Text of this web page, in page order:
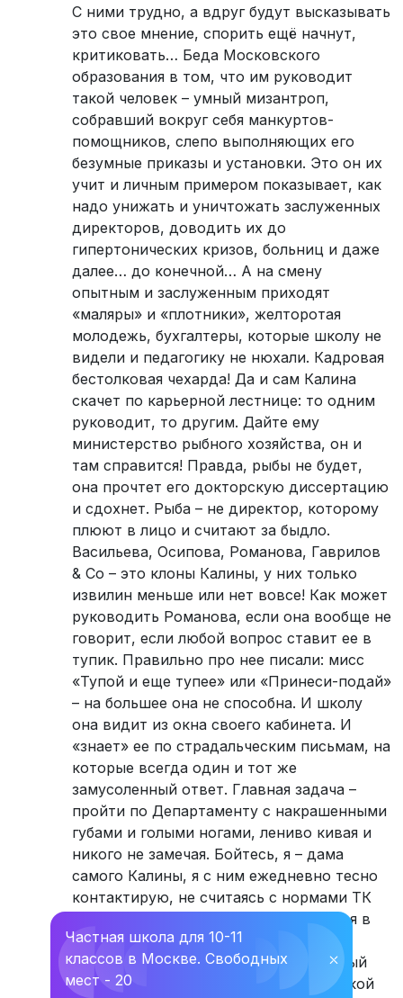
С ними трудно, а вдруг будут высказывать
это свое мнение, спорить ещё начнут,
критиковать… Беда Московского
образования в том, что им руководит
такой человек – умный мизантроп,
собравший вокруг себя манкуртов-
помощников, слепо выполняющих его
безумные приказы и установки. Это он их
учит и личным примером показывает, как
надо унижать и уничтожать заслуженных
директоров, доводить их до
гипертонических кризов, больниц и даже
далее… до конечной… А на смену
опытным и заслуженным приходят
«маляры» и «плотники», желторотая
молодежь, бухгалтеры, которые школу не
видели и педагогику не нюхали. Кадровая
бестолковая чехарда! Да и сам Калина
скачет по карьерной лестнице: то одним
руководит, то другим. Дайте ему
министерство рыбного хозяйства, он и
там справится! Правда, рыбы не будет,
она прочтет его докторскую диссертацию
и сдохнет. Рыба – не директор, которому
плюют в лицо и считают за быдло.
Васильева, Осипова, Романова, Гаврилов
& Co – это клоны Калины, у них только
извилин меньше или нет вовсе! Как может
руководить Романова, если она вообще не
говорит, если любой вопрос ставит ее в
тупик. Правильно про нее писали: мисс
«Тупой и еще тупее» или «Принеси-подай»
– на большее она не способна. И школу
она видит из окна своего кабинета. И
«знает» ее по страдальческим письмам, на
которые всегда один и тот же
замусоленный ответ. Главная задача –
пройти по Департаменту с накрашенными
губами и голыми ногами, лениво кивая и
никого не замечая. Бойтесь, я – дама
самого Калины, я с ним ежедневно тесно
контактирую, не считаясь с нормами ТК
РФ. «Кто такая Осипова? » – спросил я в
школе № 1290 во время известных
событий. Услышал странный, но точный
ответ: «Как увидите «Барби» в короткой
Частная школа для 10-11
классов в Москве. Свободных
мест - 20
⛌